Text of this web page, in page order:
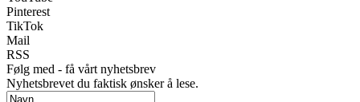
Pinterest
TikTok
Mail
RSS
Følg med - få vårt nyhetsbrev
Nyhetsbrevet du faktisk ønsker å lese.